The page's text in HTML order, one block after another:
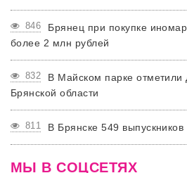
846
Брянец при покупке
более 2 млн рублей
832
В Майском парке отметили
Брянской области
811 В Брянске 549
МЫ В СОЦСЕТЯХ